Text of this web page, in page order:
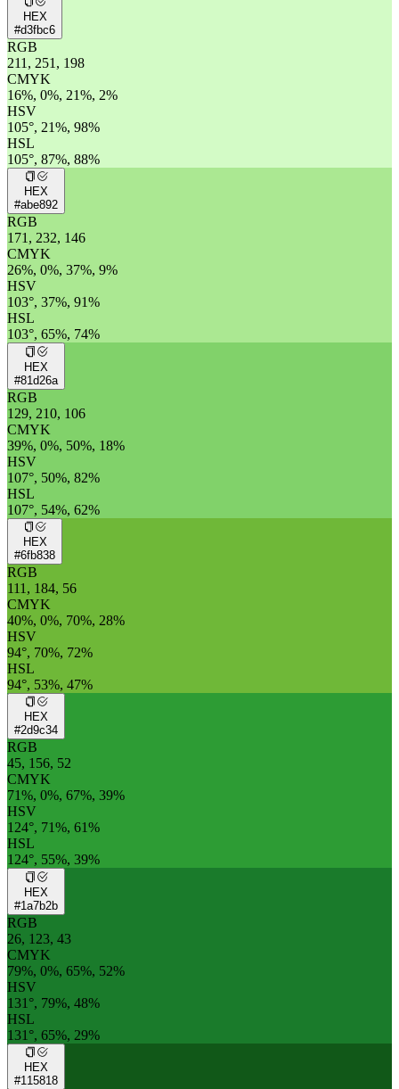
HEX
#d3fbc6
RGB
211, 251, 198
CMYK
16%, 0%, 21%, 2%
HSV
105°, 21%, 98%
HSL
105°, 87%, 88%
HEX
#abe892
RGB
171, 232, 146
CMYK
26%, 0%, 37%, 9%
HSV
103°, 37%, 91%
HSL
103°, 65%, 74%
HEX
#81d26a
RGB
129, 210, 106
CMYK
39%, 0%, 50%, 18%
HSV
107°, 50%, 82%
HSL
107°, 54%, 62%
HEX
#6fb838
RGB
111, 184, 56
CMYK
40%, 0%, 70%, 28%
HSV
94°, 70%, 72%
HSL
94°, 53%, 47%
HEX
#2d9c34
RGB
45, 156, 52
CMYK
71%, 0%, 67%, 39%
HSV
124°, 71%, 61%
HSL
124°, 55%, 39%
HEX
#1a7b2b
RGB
26, 123, 43
CMYK
79%, 0%, 65%, 52%
HSV
131°, 79%, 48%
HSL
131°, 65%, 29%
HEX
#115818